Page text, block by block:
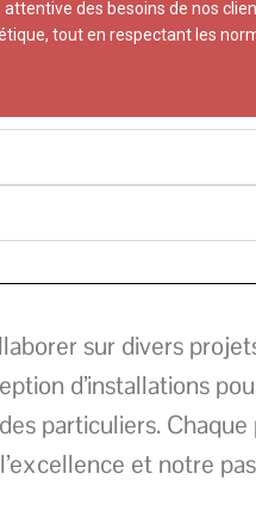
des besoins de nos
tout en respectant les
sur divers
d’installations
particuliers.
et notre